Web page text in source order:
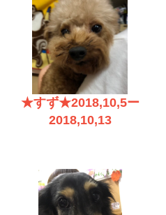
★すず★2018,10,5ー
2018,10,13